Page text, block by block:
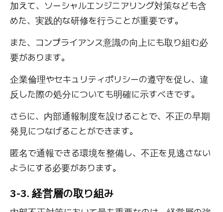
加えて、ソーシャルエンジニアリング対策なども含
めた、実践的な研修を行うことが重要です。
また、コンプライアンス意識の向上にも取り組む必
要があります。
企業倫理やセキュリティポリシーの遵守を促し、違
反した際の処分についても明確に示すべきです。
さらに、内部通報制度を設けることで、不正の早期
発見につなげることができます。
匿名で通報できる環境を整備し、不正を見逃さない
ようにする必要があります。
3-3. 経営層の取り組み